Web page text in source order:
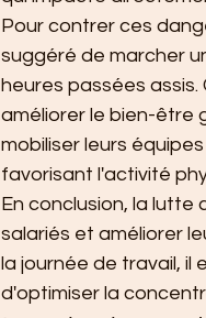
Pour contrer ces
suggéré de marcher
heures passées
améliorer le bien-être
mobiliser leurs
favorisant l'activité
En conclusion, la
salariés et améliorer
la journée de travail, il
d'optimiser la